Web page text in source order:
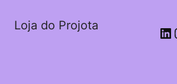
Loja do Projota